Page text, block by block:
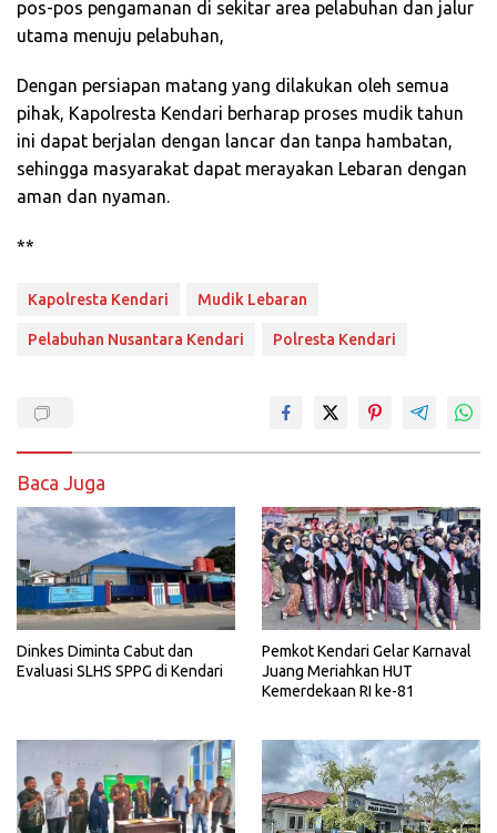
pos-pos pengamanan di sekitar area pelabuhan dan jalur
utama menuju pelabuhan,
Dengan persiapan matang yang dilakukan oleh semua
pihak, Kapolresta Kendari berharap proses mudik tahun
ini dapat berjalan dengan lancar dan tanpa hambatan,
sehingga masyarakat dapat merayakan Lebaran dengan
aman dan nyaman.
**
Kapolresta Kendari Mudik Lebaran
Pelabuhan Nusantara Kendari Polresta Kendari
Baca Juga
Dinkes Diminta Cabut dan
Evaluasi SLHS SPPG di Kendari
Pemkot Kendari Gelar Karnaval
Juang Meriahkan HUT
Kemerdekaan RI ke-81